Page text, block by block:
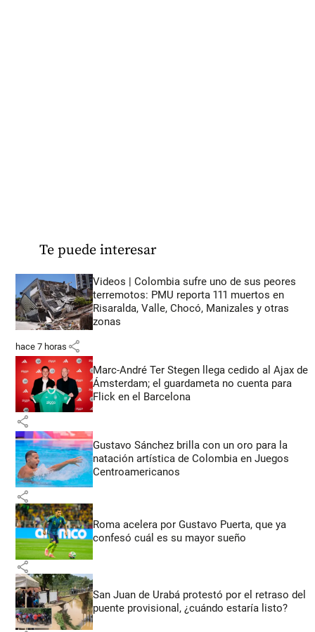
Te puede interesar
Videos | Colombia sufre uno de sus peores
terremotos: PMU reporta 111 muertos en
Risaralda, Valle, Chocó, Manizales y otras
zonas
hace 7 horas share
Marc-André Ter Stegen llega cedido al Ajax de
Ámsterdam; el guardameta no cuenta para
Flick en el Barcelona
share
Gustavo Sánchez brilla con un oro para la
natación artística de Colombia en Juegos
Centroamericanos
share
Roma acelera por Gustavo Puerta, que ya
confesó cuál es su mayor sueño
share
San Juan de Urabá protestó por el retraso del
puente provisional, ¿cuándo estaría listo?